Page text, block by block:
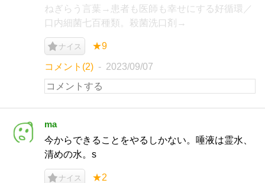
ねぎらう言葉→患者も医師も幸せにする好循環／
口内細菌七百種類。殺菌洗口剤→
ナイス ★9
コメント(2) 2023/09/07
ma
今からできることをやるしかない。唾液は霊水、
清めの水。s
ナイス ★2